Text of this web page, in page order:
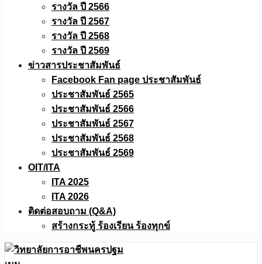
รางวัล ปี 2566
รางวัล ปี 2567
รางวัล ปี 2568
รางวัล ปี 2569
ข่าวสารประชาสัมพันธ์
Facebook Fan page ประชาสัมพันธ์
ประชาสัมพันธ์ 2565
ประชาสัมพันธ์ 2566
ประชาสัมพันธ์ 2567
ประชาสัมพันธ์ 2568
ประชาสัมพันธ์ 2569
OIT/ITA
ITA 2025
ITA 2026
ติดต่อสอบถาม (Q&A)
สร้างกระทู้ ร้องเรียน ร้องทุกข์